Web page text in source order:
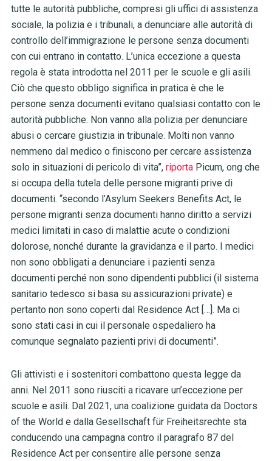
tutte le autorità pubbliche, compresi gli uffici di assistenza
sociale, la polizia e i tribunali, a denunciare alle autorità di
controllo dell’immigrazione le persone senza documenti
con cui entrano in contatto. L’unica eccezione a questa
regola è stata introdotta nel 2011 per le scuole e gli asili.
Ciò che questo obbligo significa in pratica è che le
persone senza documenti evitano qualsiasi contatto con le
autorità pubbliche. Non vanno alla polizia per denunciare
abusi o cercare giustizia in tribunale. Molti non vanno
nemmeno dal medico o finiscono per cercare assistenza
solo in situazioni di pericolo di vita”, riportaPicum, ong che
si occupa della tutela delle persone migranti prive di
documenti. “secondo l’Asylum Seekers Benefits Act, le
persone migranti senza documenti hanno diritto a servizi
medici limitati in caso di malattie acute o condizioni
dolorose, nonché durante la gravidanza e il parto. I medici
non sono obbligati a denunciare i pazienti senza
documenti perché non sono dipendenti pubblici (il sistema
sanitario tedesco si basa su assicurazioni private) e
pertanto non sono coperti dal Residence Act […]. Ma ci
sono stati casi in cui il personale ospedaliero ha
comunque segnalato pazienti privi di documenti”.
Gli attivisti e i sostenitori combattono questa legge da
anni. Nel 2011 sono riusciti a ricavare un’eccezione per
scuole e asili. Dal 2021, una coalizione guidata da Doctors
of the World e dalla Gesellschaft für Freiheitsrechte sta
conducendo una campagna contro il paragrafo 87 del
Residence Act per consentire alle persone senza